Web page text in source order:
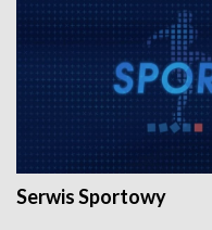
Serwis Sportowy